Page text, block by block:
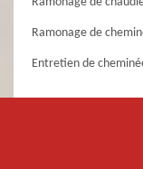
Ramonage de
Entretien de